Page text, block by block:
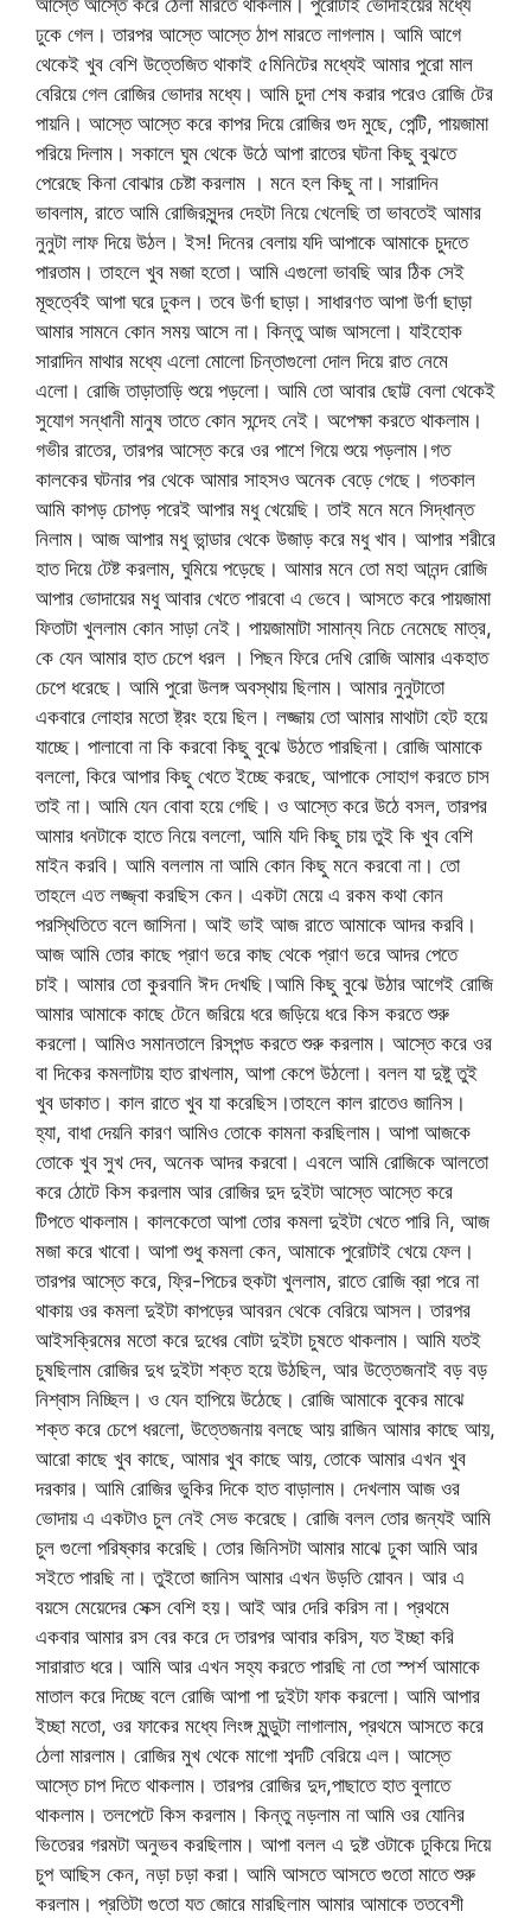
আস্তে আস্তে করে ঠেলা মারতে থাকলাম। পুরোটাই ভোদাইয়ের মধ্যে
ঢুকে গেল। তারপর আস্তে আস্তে ঠাপ মারতে লাগলাম। আমি আগে
থেকেই খুব বেশি উত্তেজিত থাকাই ৫মিনিটের মধ্যেই আমার পুরো মাল
বেরিয়ে গেল রোজির ভোদার মধ্যে। আমি চুদা শেষ করার পরেও রোজি টের
পায়নি। আস্তে আস্তে করে কাপর দিয়ে রোজির গুদ মুছে, পেন্টি, পায়জামা
পরিয়ে দিলাম। সকালে ঘুম থেকে উঠে আপা রাতের ঘটনা কিছু বুঝতে
পেরেছে কিনা বোঝার চেষ্টা করলাম । মনে হল কিছু না। সারাদিন
ভাবলাম, রাতে আমি রোজিরসুন্দর দেহটা নিয়ে খেলেছি তা ভাবতেই আমার
নুনুটা লাফ দিয়ে উঠল। ইস! দিনের বেলায় যদি আপাকে আমাকে চুদতে
পারতাম। তাহলে খুব মজা হতো। আমি এগুলো ভাবছি আর ঠিক সেই
মূহুর্ত্বেই আপা ঘরে ঢুকল। তবে উর্ণা ছাড়া। সাধারণত আপা উর্ণা ছাড়া
আমার সামনে কোন সময় আসে না। কিন্তু আজ আসলো। যাইহোক
সারাদিন মাথার মধ্যে এলো মোলো চিন্তাগুলো দোল দিয়ে রাত নেমে
এলো। রোজি তাড়াতাড়ি শুয়ে পড়লো। আমি তো আবার ছোট্ট বেলা থেকেই
সুযোগ সন্ধানী মানুষ তাতে কোন সন্দেহ নেই। অপেক্ষা করতে থাকলাম।
গভীর রাতের, তারপর আস্তে করে ওর পাশে গিয়ে শুয়ে পড়লাম।গত
কালকের ঘটনার পর থেকে আমার সাহসও অনেক বেড়ে গেছে। গতকাল
আমি কাপড় চোপড় পরেই আপার মধু খেয়েছি। তাই মনে মনে সিদ্ধান্ত
নিলাম। আজ আপার মধু ভান্ডার থেকে উজাড় করে মধু খাব। আপার শরীরে
হাত দিয়ে টেষ্ট করলাম, ঘুমিয়ে পড়েছে। আমার মনে তো মহা আনন্দ রোজি
আপার ভোদায়ের মধু আবার খেতে পারবো এ ভেবে। আসতে করে পায়জামা
ফিতাটা খুললাম কোন সাড়া নেই। পায়জামাটা সামান্য নিচে নেমেছে মাত্র,
কে যেন আমার হাত চেপে ধরল । পিছন ফিরে দেখি রোজি আমার একহাত
চেপে ধরেছে। আমি পুরো উলঙ্গ অবস্থায় ছিলাম। আমার নুনুটাতো
একবারে লোহার মতো ষ্ট্রং হয়ে ছিল। লজ্জায় তো আমার মাথাটা হেট হয়ে
যাচ্ছে। পালাবো না কি করবো কিছু বুঝে উঠতে পারছিনা। রোজি আমাকে
বললো, কিরে আপার কিছু খেতে ইচ্ছে করছে, আপাকে সোহাগ করতে চাস
তাই না। আমি যেন বোবা হয়ে গেছি। ও আস্তে করে উঠে বসল, তারপর
আমার ধনটাকে হাতে নিয়ে বললো, আমি যদি কিছু চায় তুই কি খুব বেশি
মাইন করবি। আমি বললাম না আমি কোন কিছু মনে করবো না। তো
তাহলে এত লজ্জ্বা করছিস কেন। একটা মেয়ে এ রকম কথা কোন
পরস্থিতিতে বলে জাসিনা। আই ভাই আজ রাতে আমাকে আদর করবি।
আজ আমি তোর কাছে প্রাণ ভরে কাছ থেকে প্রাণ ভরে আদর পেতে
চাই। আমার তো কুরবানি ঈদ দেখছি।আমি কিছু বুঝে উঠার আগেই রোজি
আমার আমাকে কাছে টেনে জরিয়ে ধরে জড়িয়ে ধরে কিস করতে শুরু
করলো। আমিও সমানতালে রিসপন্ড করতে শুরু করলাম। আস্তে করে ওর
বা দিকের কমলাটায় হাত রাখলাম, আপা কেপে উঠলো। বলল যা দুষ্টু তুই
খুব ডাকাত। কাল রাতে খুব যা করেছিস।তাহলে কাল রাতেও জানিস।
হ্যা, বাধা দেয়নি কারণ আমিও তোকে কামনা করছিলাম। আপা আজকে
তোকে খুব সুখ দেব, অনেক আদর করবো। এবলে আমি রোজিকে আলতো
করে ঠোটে কিস করলাম আর রোজির দুদ দুইটা আস্তে আস্তে করে
টিপতে থাকলাম। কালকেতো আপা তোর কমলা দুইটা খেতে পারি নি, আজ
মজা করে খাবো। আপা শুধু কমলা কেন, আমাকে পুরোটাই খেয়ে ফেল।
তারপর আস্তে করে, ফ্রি-পিচের হুকটা খুললাম, রাতে রোজি ব্রা পরে না
থাকায় ওর কমলা দুইটা কাপড়ের আবরন থেকে বেরিয়ে আসল। তারপর
আইসক্রিমের মতো করে দুধের বোটা দুইটা চুষতে থাকলাম। আমি যতই
চুষছিলাম রোজির দুধ দুইটা শক্ত হয়ে উঠছিল, আর উত্তেজনাই বড় বড়
নিশ্বাস নিচ্ছিল। ও যেন হাপিয়ে উঠেছে। রোজি আমাকে বুকের মাঝে
শক্ত করে চেপে ধরলো, উত্তেজনায় বলছে আয় রাজিন আমার কাছে আয়,
আরো কাছে খুব কাছে, আমার খুব কাছে আয়, তোকে আমার এখন খুব
দরকার। আমি রোজির ভুকির দিকে হাত বাড়ালাম। দেখলাম আজ ওর
ভোদায় এ একটাও চুল নেই সেভ করেছে। রোজি বলল তোর জন্যই আমি
চুল গুলো পরিষ্কার করেছি। তোর জিনিসটা আমার মাঝে ঢুকা আমি আর
সইতে পারছি না। তুইতো জানিস আমার এখন উড়তি য়োবন। আর এ
বয়সে মেয়েদের সেক্স বেশি হয়। আই আর দেরি করিস না। প্রথমে
একবার আমার রস বের করে দে তারপর আবার করিস, যত ইচ্ছা করি
সারারাত ধরে। আমি আর এখন সহ্য করতে পারছি না তো স্পর্শ আমাকে
মাতাল করে দিচ্ছে বলে রোজি আপা পা দুইটা ফাক করলো। আমি আপার
ইচ্ছা মতো, ওর ফাকের মধ্যে লিংঙ্গ মুন্ডুটা লাগালাম, প্রথমে আসতে করে
ঠেলা মারলাম। রোজির মুখ থেকে মাগো শব্দটি বেরিয়ে এল। আস্তে
আস্তে চাপ দিতে থাকলাম। তারপর রোজির দুদ,পাছাতে হাত বুলাতে
থাকলাম। তলপেটে কিস করলাম। কিন্তু নড়লাম না আমি ওর যোনির
ভিতেরর গরমটা অনুভব করছিলাম। আপা বলল এ দুষ্ট ওটাকে ঢুকিয়ে দিয়ে
চুপ আছিস কেন, নড়া চড়া করা। আমি আসতে আসতে গুতো মাতে শুরু
করলাম। প্রতিটা গুতো যত জোরে মারছিলাম আমার আমাকে ততবেশী